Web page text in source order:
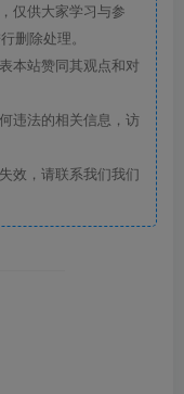
仅供大家学习与参
删除处理。
本站赞同其观点和对
违法的相关信息，访
效，请联系我们我们